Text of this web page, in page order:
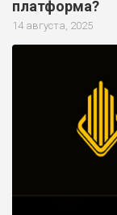
платформа?
14 августа, 2025